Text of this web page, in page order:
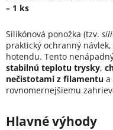
– 1 ks
Silikónová ponožka (tzv.
praktický ochranný
hotendu. Tento
stabilnú teplotu trysky,
nečistotami z filamentu a
rovnomernejšiemu
Hlavné výhody